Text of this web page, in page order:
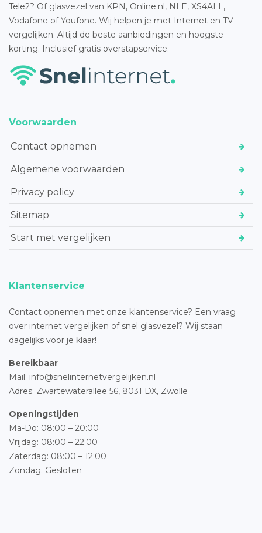
Tele2? Of glasvezel van KPN, Online.nl, NLE, XS4ALL,
Vodafone of Youfone. Wij helpen je met Internet en TV
vergelijken. Altijd de beste aanbiedingen en hoogste
korting. Inclusief gratis overstapservice.
Voorwaarden
Contact opnemen
Algemene voorwaarden
Privacy policy
Sitemap
Start met vergelijken
Klantenservice
Contact opnemen met onze klantenservice? Een vraag
over internet vergelijken of snel glasvezel? Wij staan
dagelijks voor je klaar!
Bereikbaar
Mail: info@snelinternetvergelijken.nl
Adres: Zwartewaterallee 56, 8031 DX, Zwolle
Openingstijden
Ma-Do: 08:00 – 20:00
Vrijdag: 08:00 – 22:00
Zaterdag: 08:00 – 12:00
Zondag: Gesloten